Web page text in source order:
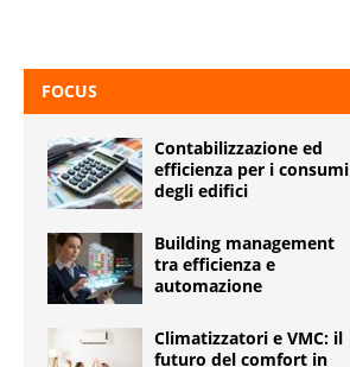
FOCUS
Contabilizzazione ed
efficienza per i consumi
degli edifici
Building management
tra efficienza e
automazione
Climatizzatori e VMC: il
futuro del comfort in